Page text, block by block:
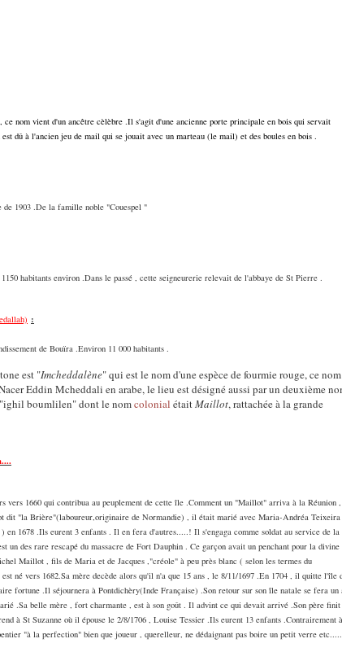
nom vient d'un ancêtre cèlèbre .Il s'agit d'une ancienne porte principale en bois qui servait
dû à l'ancien jeu de mail qui se jouait avec un marteau (le mail) et des boules en bois .
de 1903 .De la famille noble "Couespel "
habitants environ .Dans le passé , cette seigneurerie relevait de l'abbaye de St Pierre .
:
de Bouïra .Environ 11 000 habitants .
est "Imcheddalène" qui est le nom d'une espèce de fourmie rouge, ce nom
Eddin Mcheddali en arabe, le lieu est désigné aussi par un deuxième
boumlilen" dont le nomcolonial étaitMaillot, rattachée à la grande
vers 1660 qui contribua au peuplement de cette île .Comment un "Maillot" arriva à la Réunion
dit "la Brière"(laboureur,originaire de Normandie) , il était marié avec Maria-Andréa Teixeira
en 1678 .Ils eurent 3 enfants . Il en fera d'autres.....! Il s'engaga comme soldat au service de la
un des rare rescapé du massacre de Fort Dauphin . Ce garçon avait un penchant pour la divine
Maillot , fils de Maria et de Jacques ,"créole" à peu près blanc ( selon les termes du
né vers 1682.Sa mère decède alors qu'il n'a que 15 ans , le 8/11/1697 .En 1704 , il quitte l'île
fortune .Il séjournera à Pontdichèry(Inde Française) .Son retour sur son île natale se fera un
.Sa belle mère , fort charmante , est à son goût . Il advint ce qui devait arrivé .Son père finit
à St Suzanne où il épouse le 2/8/1706 , Louise Tessier .Ils eurent 13 enfants .Contrairement à
"à la perfection" bien que joueur , querelleur, ne dédaignant pas boire un petit verre etc.....